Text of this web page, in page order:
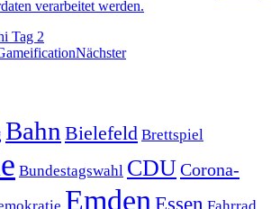
verarbeitet werden.
Tag 2
Nächster
Bahn Bielefeld Brettspiel
Bundestagswahl CDUCorona-
Emden Essen